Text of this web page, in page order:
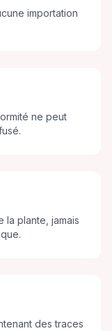
importation
ne peut
la plante, jamais
des traces